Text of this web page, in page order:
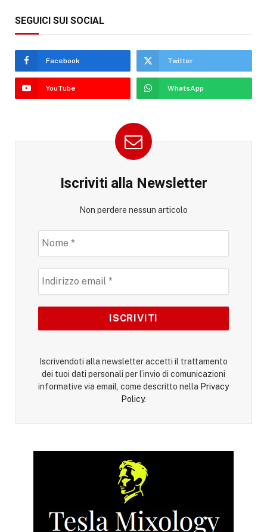
SEGUICI SUI SOCIAL
Facebook Twitter
YouTube WhatsApp
Iscriviti alla Newsletter
Non perdere nessun articolo
Iscrivendoti alla newsletter accetti il trattamento
dei tuoi dati personali per l’invio di comunicazioni
informative via email, come descritto nella Privacy
Policy.